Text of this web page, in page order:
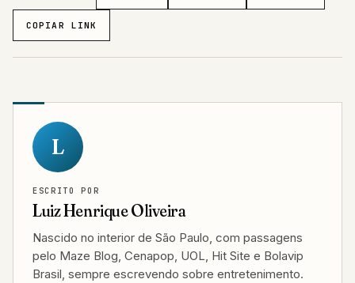
COPIAR LINK
L
ESCRITO POR
Luiz Henrique Oliveira
Nascido no interior de São Paulo, com passagens
pelo Maze Blog, Cenapop, UOL, Hit Site e Bolavip
Brasil, sempre escrevendo sobre entretenimento.